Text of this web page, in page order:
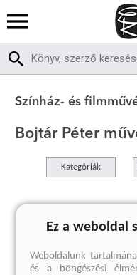
Színház- és
Bojtár Péter
Kategóriák
A keresett
Ez a weboldal
Weboldalunk
és a böngészési